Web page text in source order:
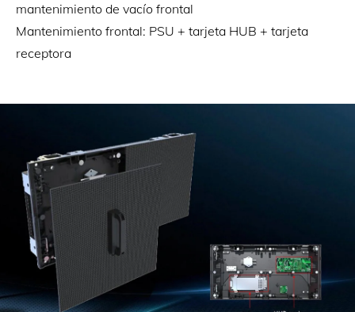
mantenimiento de vacío frontal
Mantenimiento frontal: PSU + tarjeta HUB + tarjeta
receptora